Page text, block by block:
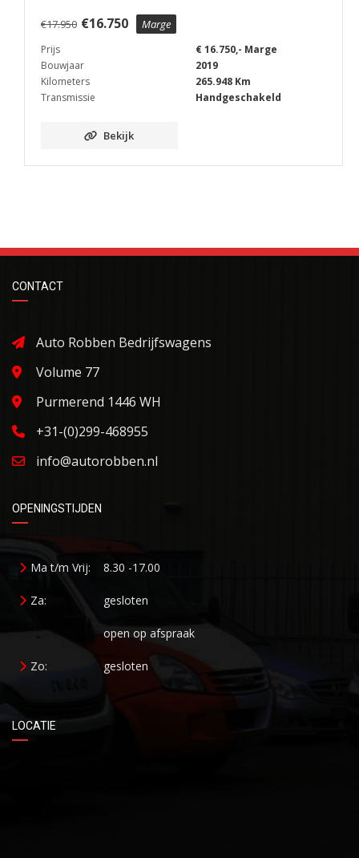
€17.950 €16.750 Marge
Prijs
€ 16.750,- Marge
Bouwjaar
2019
Kilometers
265.948 Km
Transmissie
Handgeschakeld
Bekijk
CONTACT
Auto Robben Bedrijfswagens
Volume 77
Purmerend 1446 WH
+31-(0)299-468955
info@autorobben.nl
OPENINGSTIJDEN
Ma t/m Vrij: 8.30 -17.00
Za: gesloten
open op afspraak
Zo: gesloten
LOCATIE